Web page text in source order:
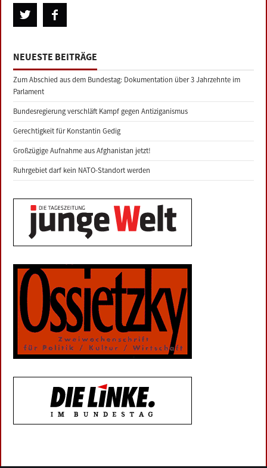
NEUESTE BEITRÄGE
Zum Abschied aus dem Bundestag: Dokumentation über 3 Jahrzehnte im
Parlament
Bundesregierung verschläft Kampf gegen Antiziganismus
Gerechtigkeit für Konstantin Gedig
Großzügige Aufnahme aus Afghanistan jetzt!
Ruhrgebiet darf kein NATO-Standort werden